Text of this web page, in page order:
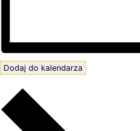
Dodaj do kalendarza